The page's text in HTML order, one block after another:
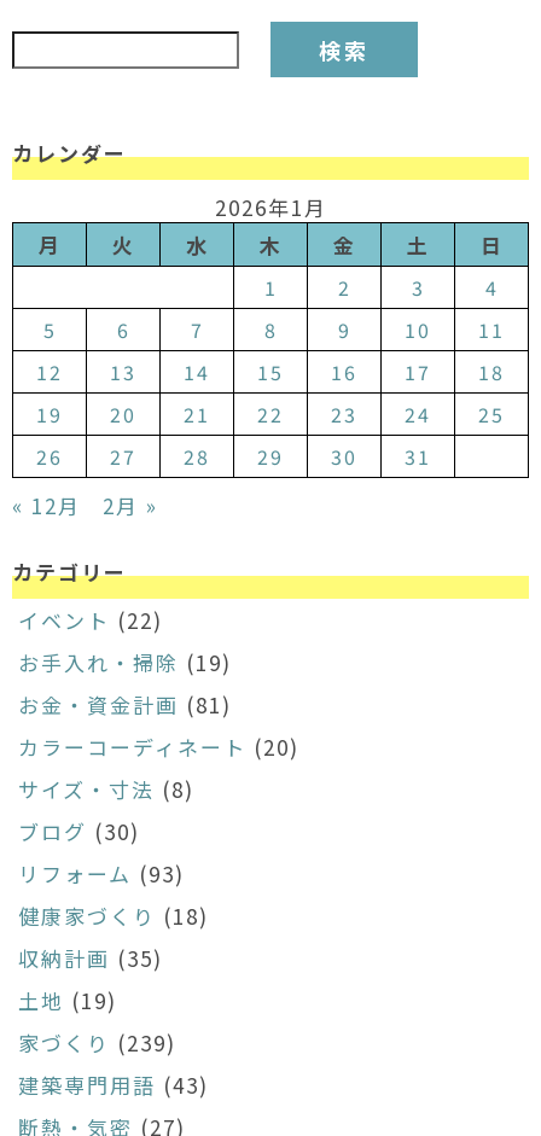
検索:
カレンダー
2026年1月
月
火 水 木 金 土 日
1 2 3
4
5
6 7 8 9 10
11
12
13 14 15 16 17
18
19
20 21 22 23 24
25
26
27 28 29 30 31
« 12月 2月 »
カテゴリー
イベント (22)
お手入れ・掃除 (19)
お金・資金計画 (81)
カラーコーディネート (20)
サイズ・寸法 (8)
ブログ (30)
リフォーム (93)
健康家づくり (18)
収納計画 (35)
土地 (19)
家づくり (239)
建築専門用語 (43)
断熱・気密 (27)